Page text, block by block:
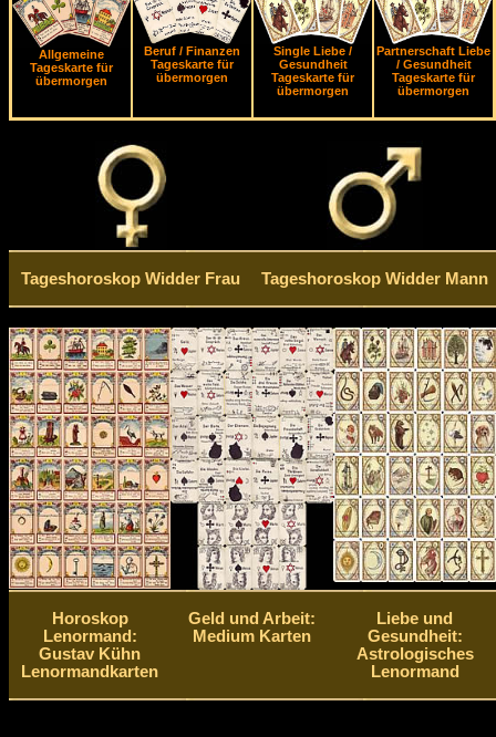
Allgemeine
Tageskarte für
übermorgen
Beruf / Finanzen
Tageskarte für
übermorgen
Single Liebe /
Gesundheit
Tageskarte für
übermorgen
Partnerschaft Liebe
/ Gesundheit
Tageskarte für
übermorgen
Tageshoroskop Widder Frau Tageshoroskop Widder Mann
Horoskop
Lenormand:
Gustav Kühn
Lenormandkarten
Geld und Arbeit:
Medium Karten
Liebe und
Gesundheit:
Astrologisches
Lenormand